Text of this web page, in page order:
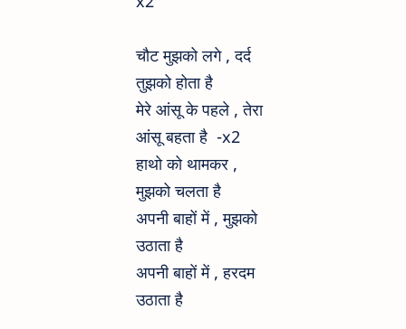
चौट मुझको लगे , दर्द
तुझको होता है
मेरे आंसू के पहले , तेरा
आंसू बहता है -x2
हाथो को थामकर ,
मुझको चलता है
अपनी बाहों में , मुझको
उठाता है
अपनी बाहों में , हरदम
उठाता है